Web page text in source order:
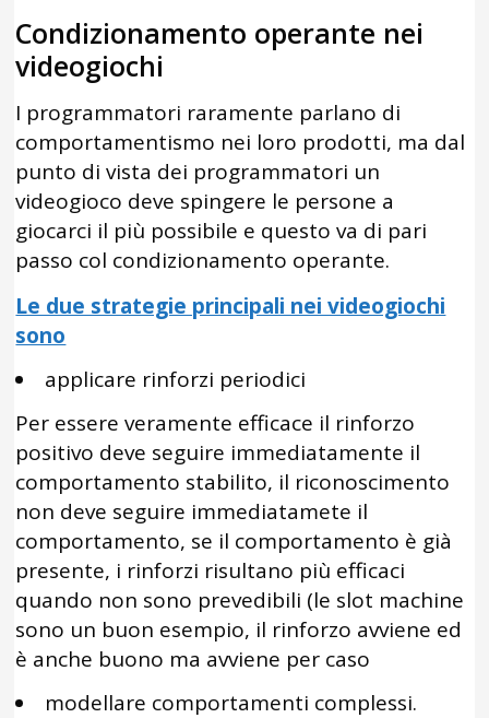
Condizionamento operante nei
videogiochi
I programmatori raramente parlano di
comportamentismo nei loro prodotti, ma dal
punto di vista dei programmatori un
videogioco deve spingere le persone a
giocarci il più possibile e questo va di pari
passo col condizionamento operante.
Le due strategie principali nei videogiochi
sono
applicare rinforzi periodici
Per essere veramente efficace il rinforzo
positivo deve seguire immediatamente il
comportamento stabilito, il riconoscimento
non deve seguire immediatamete il
comportamento, se il comportamento è già
presente, i rinforzi risultano più efficaci
quando non sono prevedibili (le slot machine
sono un buon esempio, il rinforzo avviene ed
è anche buono ma avviene per caso
modellare comportamenti complessi.